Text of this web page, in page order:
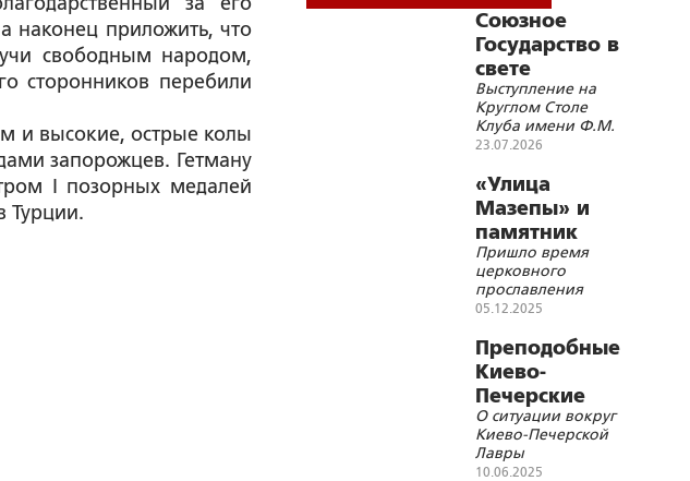
наконец приложить, что
свободным народом,
сторонников перебили
и высокие, острые колы
запорожцев. Гетману
I позорных медалей
Турции.
Союзное
Государство в
свете
Специальной
военной
операции на
Выступление на
Круглом Столе
Клуба имени Ф.М.
Достоевского
основы Союзного
государства и
современные
геополитические
вызовы» в Витебске
23.07.2026
«Улица
Мазепы» и
памятник
Кочубею
Пришло время
церковного
прославления
духовного подвига
Православия
Кочубея
05.12.2025
Преподобные
Киево-
Печерские
молятся!
О ситуации вокруг
Киево-Печерской
Лавры
10.06.2025